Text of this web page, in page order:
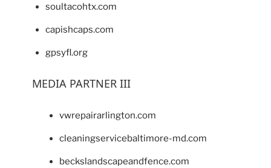
soultacohtx.com
capishcaps.com
gpsyfl.org
MEDIA PARTNER III
vwrepairarlington.com
cleaningservicebaltimore-md.com
beckslandscapeandfence.com